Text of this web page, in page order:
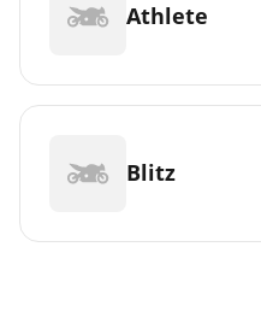
Athlete
Blitz